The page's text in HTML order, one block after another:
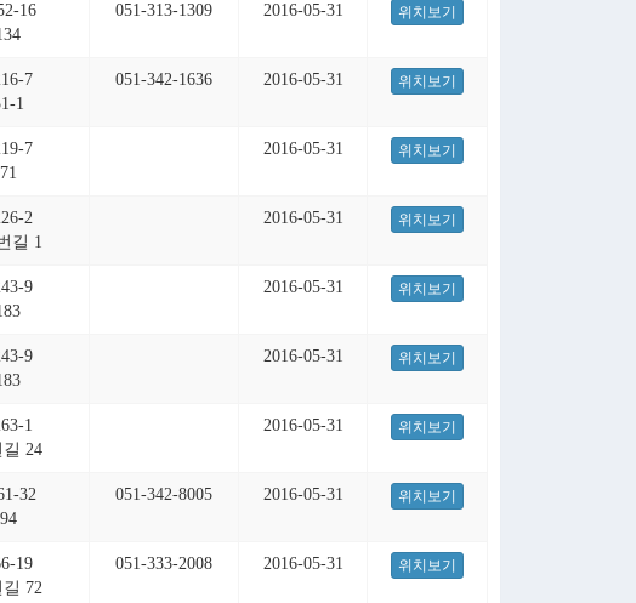
16
051-313-1309 2016-05-31 위치보기
7
1
051-342-1636 2016-05-31 위치보기
7
2016-05-31 위치보기
2
길 1
2016-05-31 위치보기
9
2016-05-31 위치보기
9
2016-05-31 위치보기
1
24
2016-05-31 위치보기
32
051-342-8005 2016-05-31 위치보기
19
72
051-333-2008 2016-05-31 위치보기